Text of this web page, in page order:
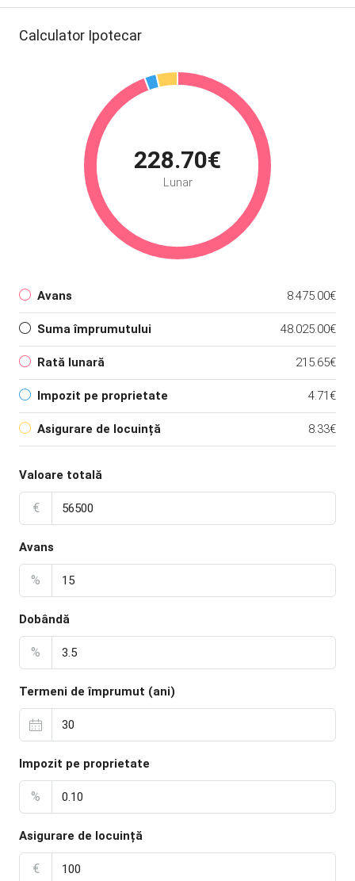
Calculator Ipotecar
228.70€
Lunar
Avans 8.475.00€
Suma împrumutului 48.025.00€
Rată lunară 215.65€
Impozit pe proprietate 4.71€
Asigurare de locuință 8.33€
Valoare totală
€
Avans
%
Dobândă
%
Termeni de împrumut (ani)
Impozit pe proprietate
%
Asigurare de locuință
€